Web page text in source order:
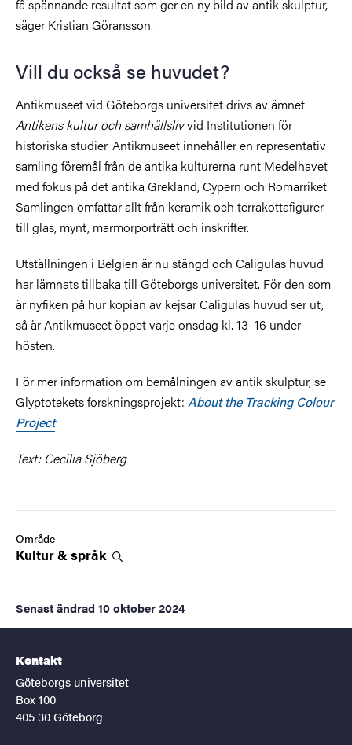
få spännande resultat som ger en ny bild av antik skulptur,
säger Kristian Göransson.
Vill du också se huvudet?
Antikmuseet vid Göteborgs universitet drivs av ämnet
Antikens kultur och samhällslivvid Institutionen för
historiska studier. Antikmuseet innehåller en representativ
samling föremål från de antika kulturerna runt Medelhavet
med fokus på det antika Grekland, Cypern och Romarriket.
Samlingen omfattar allt från keramik och terrakottafigurer
till glas, mynt, marmorporträtt och inskrifter.
Utställningen i Belgien är nu stängd och Caligulas huvud
har lämnats tillbaka till Göteborgs universitet. För den som
är nyfiken på hur kopian av kejsar Caligulas huvud ser ut,
så är Antikmuseet öppet varje onsdag kl. 13–16 under
hösten.
För mer information om bemålningen av antik skulptur, se
Glyptotekets forskningsprojekt: About the Tracking Colour
Project
Text: Cecilia Sjöberg
Område
Kultur &språk
Senast ändrad 10 oktober 2024
Kontakt
Göteborgs universitet
Box 100
405 30 Göteborg